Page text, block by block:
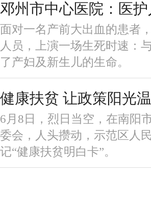
邓州市中心医院：医
面对一名产前大出血的患者
人员，上演一场生死时速：
了产妇及新生儿的生命。
健康扶贫 让政策阳光
6月8日，烈日当空，在南阳
委会，人头攒动，示范区人
记“健康扶贫明白卡”。